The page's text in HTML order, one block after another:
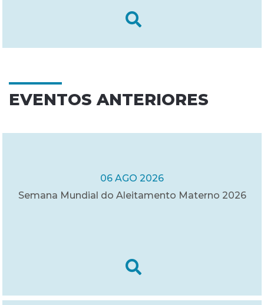
EVENTOS ANTERIORES
06 AGO 2026
Semana Mundial do Aleitamento Materno 2026